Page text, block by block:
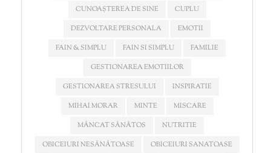
CUNOAȘTEREA DE SINE
CUPLU
DEZVOLTARE PERSONALA
EMOTII
FAIN & SIMPLU
FAIN SI SIMPLU
FAMILIE
GESTIONAREA EMOTIILOR
GESTIONAREA STRESULUI
INSPIRATIE
MIHAI MORAR
MINTE
MISCARE
MÂNCAT SĂNĂTOS
NUTRITIE
OBICEIURI NESĂNĂTOASE
OBICEIURI SANATOASE